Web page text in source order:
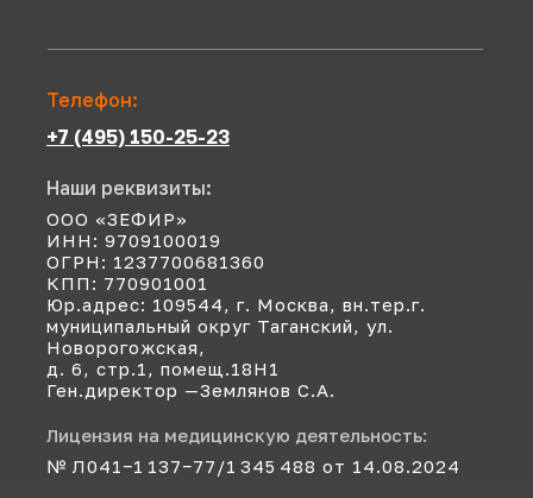
Лицензия на медицинскую деятельность:
№ Л041−1 137−77/1 345 488 от 14.08.2024
ООО «ЗЕФИР»
ИНН: 9709100019
ОГРН: 1237700681360
КПП: 770901001
Юр.адрес: 109544, г. Москва, вн.тер.г.
муниципальный округ Таганский, ул.
Новорогожская,
д. 6, стр.1, помещ.18Н1
Ген.директор —Землянов С.А.
+7 (495) 150-25-23
Наши реквизиты:
Телефон: